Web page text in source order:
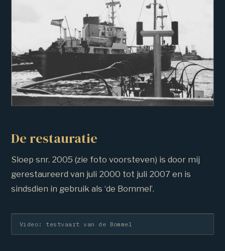
De restauratie
Sloep snr. 2005 (zie foto voorsteven) is door mij
gerestaureerd van juli 2000 tot juli 2007 en is
sindsdien in gebruik als ‘de Bommel’.
Video: testvaart van de Bommel